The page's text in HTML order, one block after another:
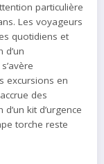
particulière
Les voyageurs
quotidiens et
excursions en
des
kit d’urgence
torche reste